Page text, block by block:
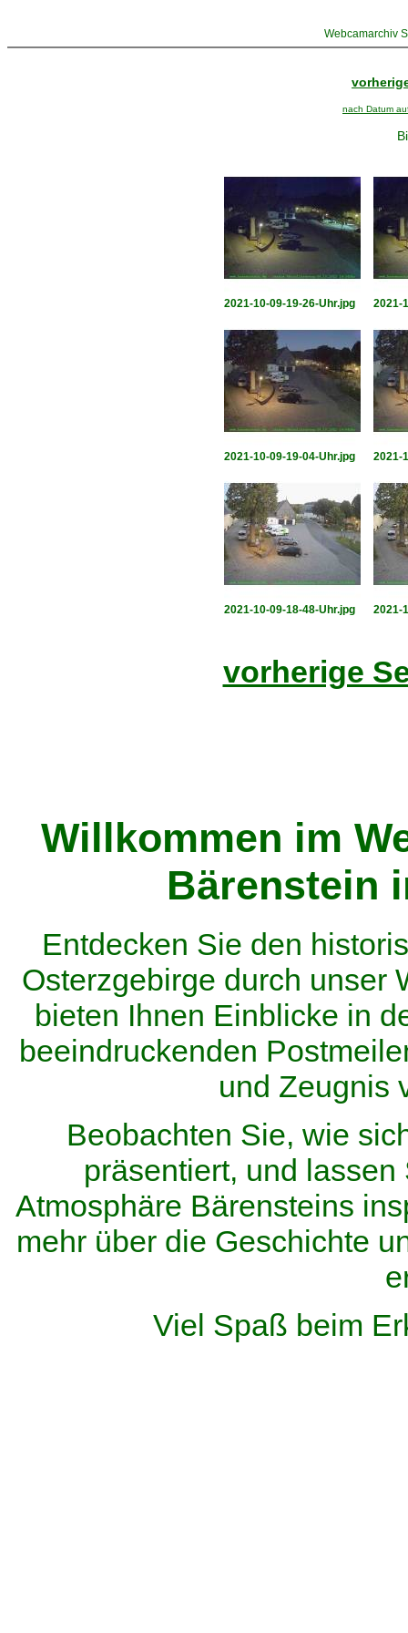
Webcamarchiv
nach Datum
2021-10-09-19-26-Uhr.jpg 2021-
2021-10-09-19-04-Uhr.jpg 2021-
2021-10-09-18-48-Uhr.jpg 2021-
vorherige
Willkommen im
Bärenstein
Entdecken Sie den
Osterzgebirge durch unser
bieten Ihnen Einblicke in
beeindruckenden
und Zeugnis
Beobachten Sie, wie
präsentiert, und
Atmosphäre Bärensteins
mehr über die Geschichte
Viel Spaß beim